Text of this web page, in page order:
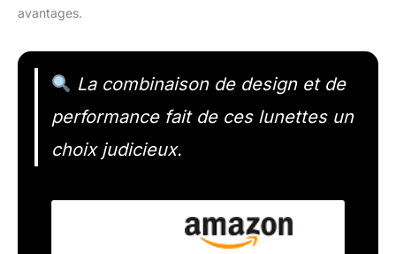
avantages.
La combinaison de design et de
performance fait de ces lunettes un
choix judicieux.